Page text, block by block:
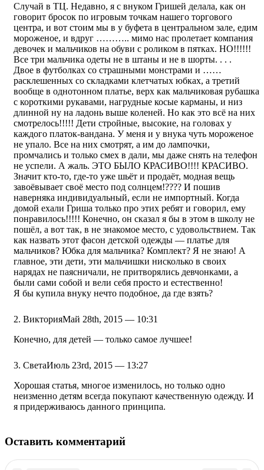
Случай в ТЦ. Недавно, я с внуком Гришей делала, как он
говорит бросок по игровым точкам нашего торгового
центра, и вот стоим мы в у буфета в центральном зале, едим
мороженое, и вдруг ……….. мимо нас пролетает компания
девочек и мальчиков на обуви с роликом в пятках. НО!!!!!!
Все три мальчика одеты не в штаны и не в шорты. . . .
Двое в футболках со страшными монстрами и ……
расклешенных со складками клетчатых юбках, а третий
вообще в однотонном платье, верх как мальчиковая рубашка
с короткими рукавами, нагрудные косые карманы, и низ
длинной ну на ладонь выше коленей. Но как это всё на них
смотрелось!!!!! Дети стройные, высокие, на головах у
каждого платок-вандана. У меня и у внука чуть мороженое
не упало. Все на них смотрят, а им до лампочки,
промчались и только смех в дали, мы даже снять на телефон
не успели. А жаль. ЭТО БЫЛО КРАСИВО!!!! КРАСИВО.
Значит кто-то, где-то уже шьёт и продаёт, модная вещь
завоёвывает своё место под солнцем!???? И пошив
наверняка индивидуальный, если не импортный. Когда
домой ехали Гриша только про этих ребят и говорил, ему
понравилось!!!!! Конечно, он сказал я бы в этом в школу не
пошёл, а вот так, в не знакомое место, с удовольствием. Так
как назвать этот фасон детской одежды — платье для
мальчиков? Юбка для мальчика? Комплект? Я не знаю! А
главное, эти дети, эти мальчишки нисколько в своих
нарядах не паясничали, не притворялись девчонками, а
были сами собой и вели себя просто и естественно!
Я бы купила внуку нечто подобное, да где взять?
ВикторияМай 28th, 2015 — 10:31
Конечно, для детей — только самое лучшее!
СветаИюль 23rd, 2015 — 13:27
Хорошая статья, многое изменилось, но только одно
неизменно детям всегда покупают качественную одежду. И
я придерживаюсь данного принципа.
Оставить комментарий